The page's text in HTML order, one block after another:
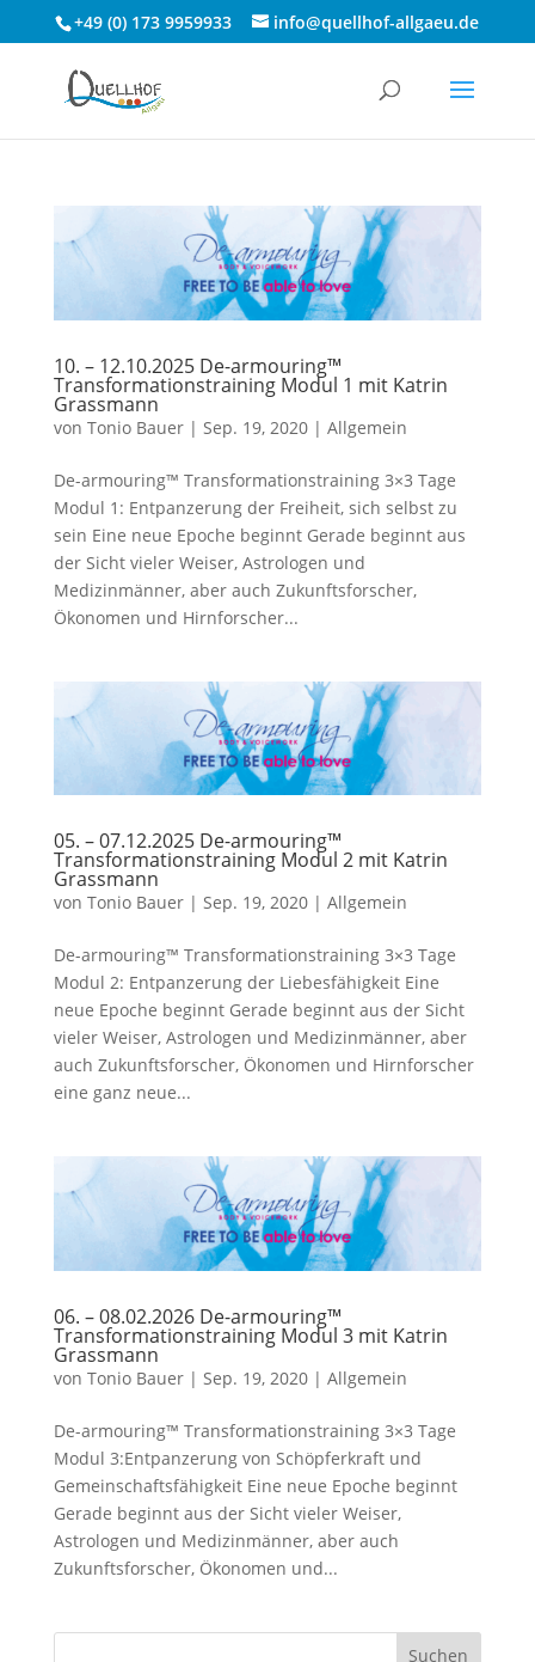
+49 (0) 173 9959933 info@quellhof-allgaeu.de
10. – 12.10.2025 De-armouring™
Transformationstraining Modul 1 mit Katrin
Grassmann
von Tonio Bauer| Sep. 19, 2020| Allgemein
De-armouring™ Transformationstraining 3×3 Tage
Modul 1: Entpanzerung der Freiheit, sich selbst zu
sein Eine neue Epoche beginnt Gerade beginnt aus
der Sicht vieler Weiser, Astrologen und
Medizinmänner, aber auch Zukunftsforscher,
Ökonomen und Hirnforscher...
05. – 07.12.2025 De-armouring™
Transformationstraining Modul 2 mit Katrin
Grassmann
von Tonio Bauer| Sep. 19, 2020| Allgemein
De-armouring™ Transformationstraining 3×3 Tage
Modul 2: Entpanzerung der Liebesfähigkeit Eine
neue Epoche beginnt Gerade beginnt aus der Sicht
vieler Weiser, Astrologen und Medizinmänner, aber
auch Zukunftsforscher, Ökonomen und Hirnforscher
eine ganz neue...
06. – 08.02.2026 De-armouring™
Transformationstraining Modul 3 mit Katrin
Grassmann
von Tonio Bauer| Sep. 19, 2020| Allgemein
De-armouring™ Transformationstraining 3×3 Tage
Modul 3:Entpanzerung von Schöpferkraft und
Gemeinschaftsfähigkeit Eine neue Epoche beginnt
Gerade beginnt aus der Sicht vieler Weiser,
Astrologen und Medizinmänner, aber auch
Zukunftsforscher, Ökonomen und...